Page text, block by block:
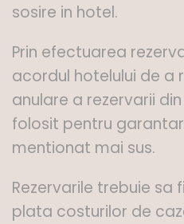
sosire in hotel.
Prin efectuarea
acordul hotelului de a
anulare a rezervarii
folosit pentru
mentionat mai sus.
Rezervarile trebuie sa
plata costurilor de